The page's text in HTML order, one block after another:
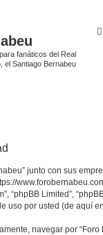
fanáticos del Real
el Santiago Bernabeu
junto con sus
“phpBB Limited”,
por usted (de aquí
navegar por